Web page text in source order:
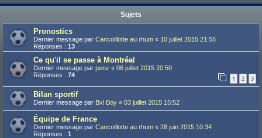
Sujets
Pronostics
Dernier message par Cancoillotte au rhum « 10 juillet 2015 21:55
Réponses : 13
Ce qu'il se passe à Montréal
Dernier message par penz « 06 juillet 2015 20:50
Réponses : 74 1 2 3
Bilan sportif
Dernier message par Bxl Boy « 03 juillet 2015 15:52
Équipe de France
Dernier message par Cancoillotte au rhum « 28 juin 2015 10:34
Réponses : 1